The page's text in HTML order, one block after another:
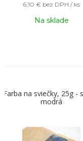
6,10 € bez DPH / ks
Na sklade
Farba na sviečky, 25g -
modrá